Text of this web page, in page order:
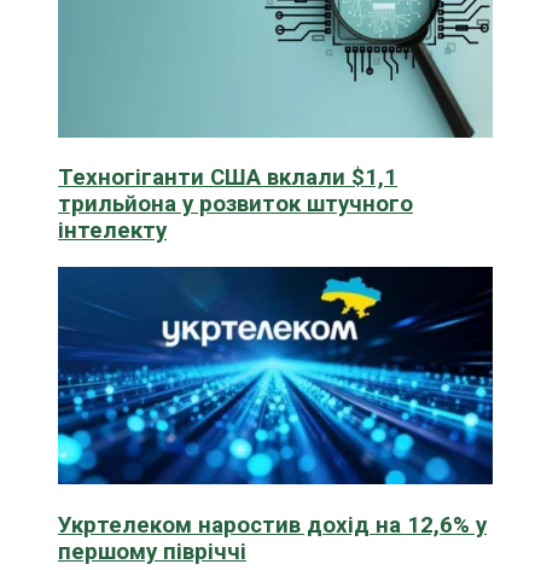
Техногіганти США вклали $1,1
трильйона у розвиток штучного
інтелекту
Укртелеком наростив дохід на 12,6% у
першому півріччі